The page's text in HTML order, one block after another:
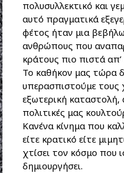
πολυσυλλεκτικό και
αυτό πραγματικά
φέτος ήταν μια
ανθρώπους που
κράτους πιο πιστά απ’
Το καθήκον μας τώρα
υπερασπιστούμε
εξωτερική
πολιτικές μας
Κανένα κίνημα που
είτε κρατικό είτε
χτίσει τον κόσμο που
δημιουργήσει.